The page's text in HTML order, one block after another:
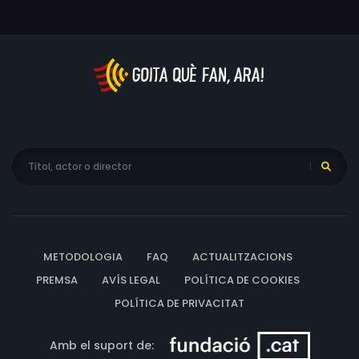
METODOLOGIA FAQ
ACTUALITZACIONS
PREMSA
AVÍS LEGAL
POLÍTICA DE COOKIES
POLÍTICA DE PRIVACITAT
Amb el suport de: